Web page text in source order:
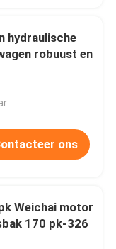
hydraulische
robuust en
ons
Weichai motor
170 pk-326